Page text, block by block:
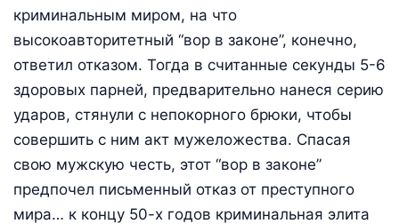
криминальным миром, на что
высокоавторитетный “вор в законе”, конечно,
ответил отказом. Тогда в считанные секунды 5-6
здоровых парней, предварительно нанеся серию
ударов, стянули с непокорного брюки, чтобы
совершить с ним акт мужеложества. Спасая
свою мужскую честь, этот “вор в законе”
предпочел письменный отказ от преступного
мира… к концу 50-х годов криминальная элита